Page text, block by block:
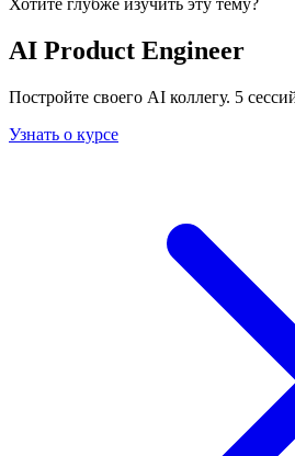
AI Product Engineer
Постройте своего AI коллегу. 5
Узнать о курсе